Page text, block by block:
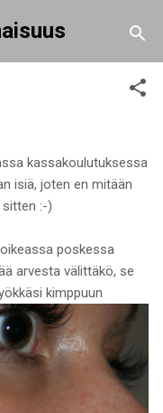
kassakoulutuksessa
isiä, joten en mitään
:-)
poskessa
arvesta välittäkö, se
kimppuun